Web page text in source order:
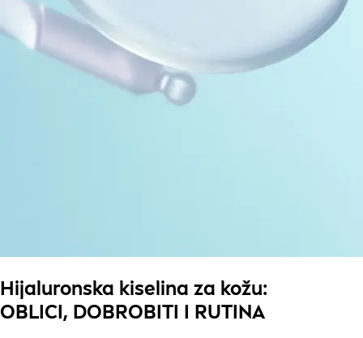
Hijaluronska kiselina za kožu:
OBLICI, DOBROBITI I RUTINA